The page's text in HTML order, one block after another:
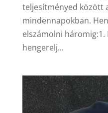
teljesítményed között
mindennapokban.
elszámolni háromig:1.
hengerelj...